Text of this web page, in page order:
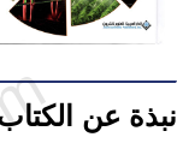
نبذة عن